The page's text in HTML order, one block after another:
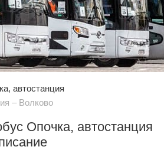
автостанция
– Волково
Опочка, автостанция